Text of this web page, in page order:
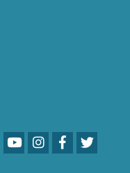
YoutubeLinkedInFacebook